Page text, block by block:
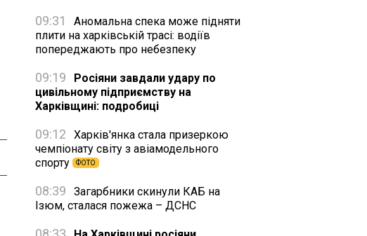
09:31
Аномальна спека може підняти
плити на харківській трасі: водіїв
попереджають про небезпеку
09:19
Росіяни завдали удару по
цивільному підприємству на
Харківщині: подробиці
09:12
Харків'янка стала призеркою
чемпіонату світу з авіамодельного
спорту
ФОТО
08:39
Загарбники скинули КАБ на
Ізюм, сталася пожежа – ДСНС